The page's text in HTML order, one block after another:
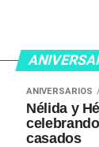
ANIVERSARIOS
Nélida y
casados